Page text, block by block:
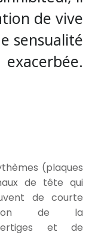
de vive
sensualité
exacerbée.
(plaques
de tête qui
de courte
de la
et de